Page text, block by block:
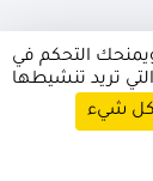
التحكم في
تريد تنشيطها
كل شيء